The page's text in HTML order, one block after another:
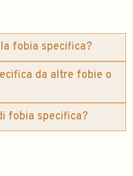
fobia specifica?
da altre fobie o
fobia specifica?